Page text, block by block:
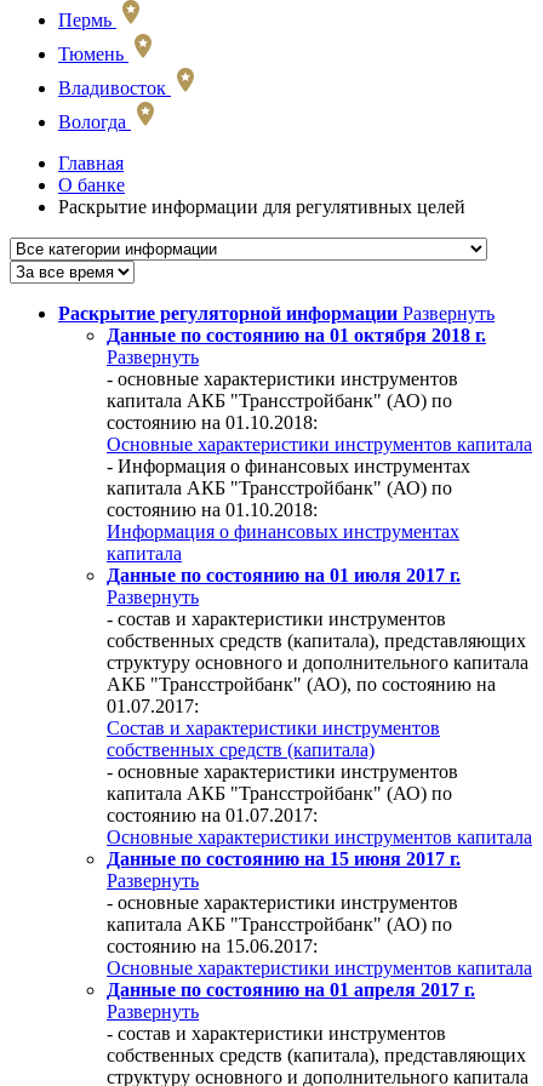
Пермь
Тюмень
Владивосток
Вологда
Главная
О банке
Раскрытие информации для регулятивных целей
Раскрытие регуляторной информации Развернуть
Данные по состоянию на 01 октября 2018 г.
Развернуть
- основные характеристики инструментов
капитала АКБ "Трансстройбанк" (АО) по
состоянию на 01.10.2018:
Основные характеристики инструментов капитала
- Информация о финансовых инструментах
капитала АКБ "Трансстройбанк" (АО) по
состоянию на 01.10.2018:
Информация о финансовых инструментах
капитала
Данные по состоянию на 01 июля 2017 г.
Развернуть
- состав и характеристики инструментов
собственных средств (капитала), представляющих
структуру основного и дополнительного капитала
АКБ "Трансстройбанк" (АО), по состоянию на
01.07.2017:
Состав и характеристики инструментов
собственных средств (капитала)
- основные характеристики инструментов
капитала АКБ "Трансстройбанк" (АО) по
состоянию на 01.07.2017:
Основные характеристики инструментов капитала
Данные по состоянию на 15 июня 2017 г.
Развернуть
- основные характеристики инструментов
капитала АКБ "Трансстройбанк" (АО) по
состоянию на 15.06.2017:
Основные характеристики инструментов капитала
Данные по состоянию на 01 апреля 2017 г.
Развернуть
- состав и характеристики инструментов
собственных средств (капитала), представляющих
структуру основного и дополнительного капитала